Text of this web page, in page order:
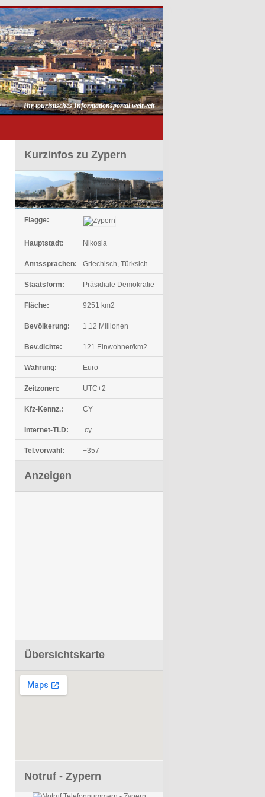
Ihr touristisches Informationsportal weltweit
Kurzinfos zu Zypern
Flagge:
Hauptstadt: Nikosia
Amtssprachen: Griechisch, Türksich
Staatsform: Präsidiale Demokratie
Fläche: 9251 km2
Bevölkerung: 1,12 Millionen
Bev.dichte: 121 Einwohner/km2
Währung: Euro
Zeitzonen: UTC+2
Kfz-Kennz.: CY
Internet-TLD: .cy
Tel.vorwahl: +357
Anzeigen
Übersichtskarte
Notruf - Zypern